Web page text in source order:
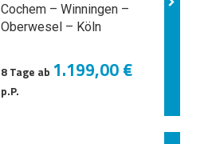
Cochem – Winningen –
Oberwesel – Köln
8 Tage ab 1.199,00 €
p.P.